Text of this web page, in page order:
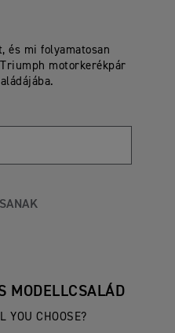
és mi folyamatosan
motorkerékpár
MODELLCSALÁD
YOU CHOOSE?